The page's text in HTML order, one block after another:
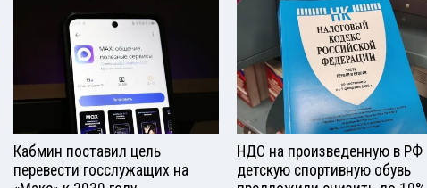
Кабмин поставил цель
перевести госслужащих на
НДС на произведенную в РФ
детскую спортивную обувь